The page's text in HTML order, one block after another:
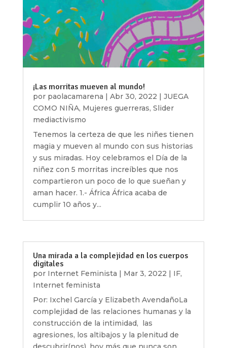
¡Las morritas mueven al mundo!
por paolacamarena | Abr 30, 2022 | JUEGA
COMO NIÑA, Mujeres guerreras, Slider
mediactivismo
Tenemos la certeza de que les niñes tienen
magia y mueven al mundo con sus historias
y sus miradas. Hoy celebramos el Día de la
niñez con 5 morritas increíbles que nos
compartieron un poco de lo que sueñan y
aman hacer. 1.- África África acaba de
cumplir 10 años y...
Una mirada a la complejidad en los cuerpos
digitales
por Internet Feminista | Mar 3, 2022 | IF,
Internet feminista
Por: Ixchel García y Elizabeth AvendañoLa
complejidad de las relaciones humanas y la
construcción de la intimidad, las
agresiones, los altibajos y la plenitud de